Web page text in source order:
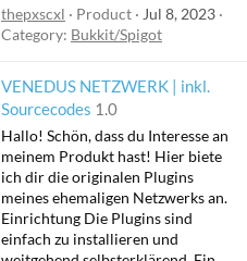
thepxscxl
Product
Jul 8, 2023
Category: Bukkit/Spigot
VENEDUS NETZWERK | inkl.
Sourcecodes 1.0
Hallo! Schön, dass du Interesse an
meinem Produkt hast! Hier biete
ich dir die originalen Plugins
meines ehemaligen Netzwerks an.
Einrichtung Die Plugins sind
einfach zu installieren und